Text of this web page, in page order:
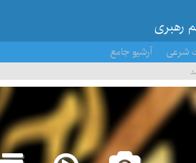
رهبری
شرعی آرشیو جامع